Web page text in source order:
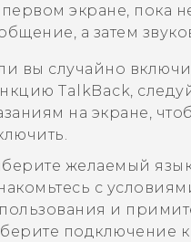
первом экране, пока
а затем
вы случайно
TalkBack,
на экране,
желаемый
с
и
подключение к